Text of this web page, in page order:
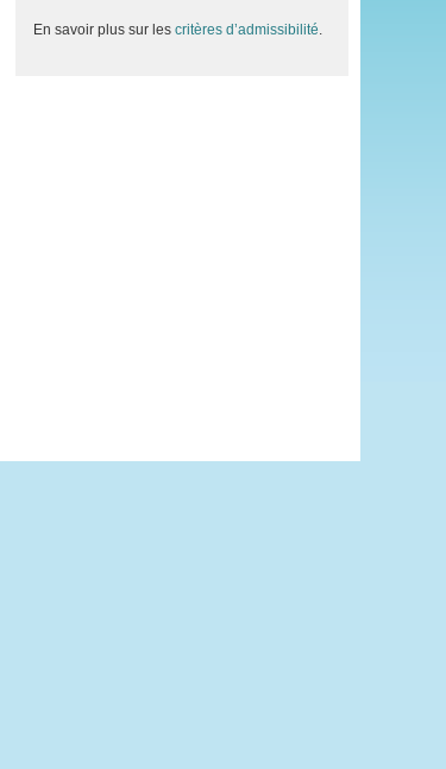
En savoir plus sur les critères d’admissibilité.